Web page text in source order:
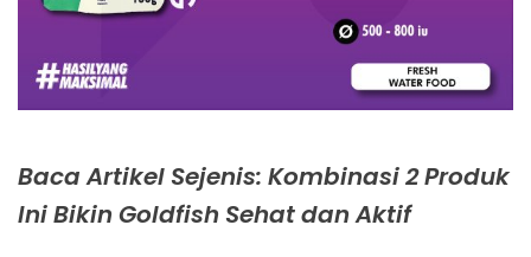
Baca Artikel Sejenis: Kombinasi 2 Produk
Ini Bikin Goldfish Sehat dan Aktif